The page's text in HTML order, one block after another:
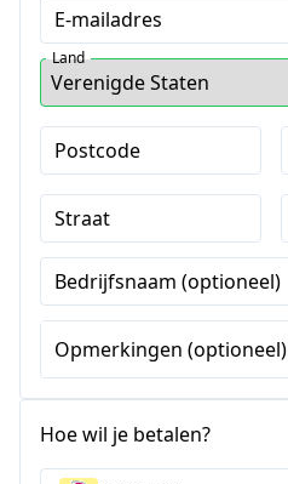
E-mailadres
Land
Postcode
Straat
Bedrijfsnaam (optioneel)
Opmerkingen (optioneel)
Hoe wil je betalen?